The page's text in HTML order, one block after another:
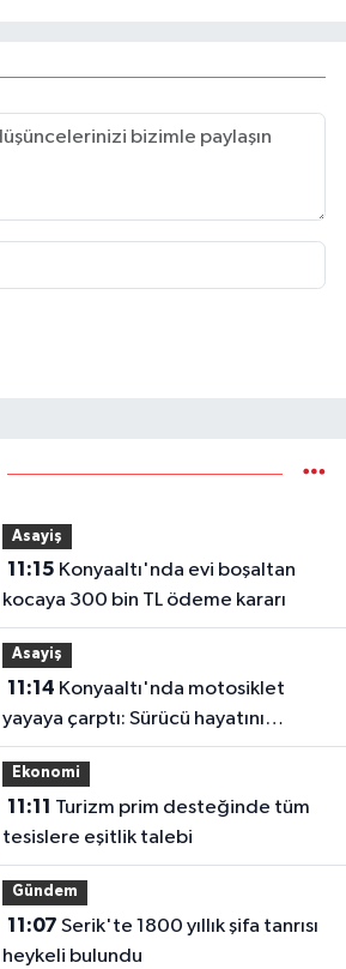
Asayiş
11:15
kocaya 300 bin TL ödeme kararı
Asayiş
11:14
yayaya çarptı: Sürücü hayatını
kaybetti
Ekonomi
11:11
tesislere eşitlik talebi
Gündem
11:07
heykeli bulundu